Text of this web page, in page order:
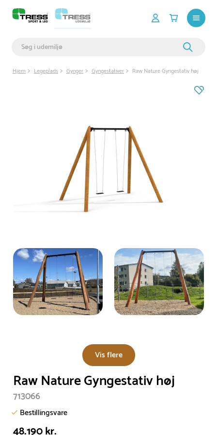
Hjem Legeplads Gynger Gyngestativer Raw Nature Gyngestativ høj
Vis flere
Raw Nature Gyngestativ høj
713066
Bestillingsvare